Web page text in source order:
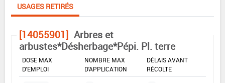
USAGES RETIRÉS
[14055901] Arbres et
arbustes*Désherbage*Pépi. Pl. terre
DOSE MAX
D'EMPLOI
NOMBRE MAX
D'APPLICATION
DÉLAIS AVANT
RÉCOLTE